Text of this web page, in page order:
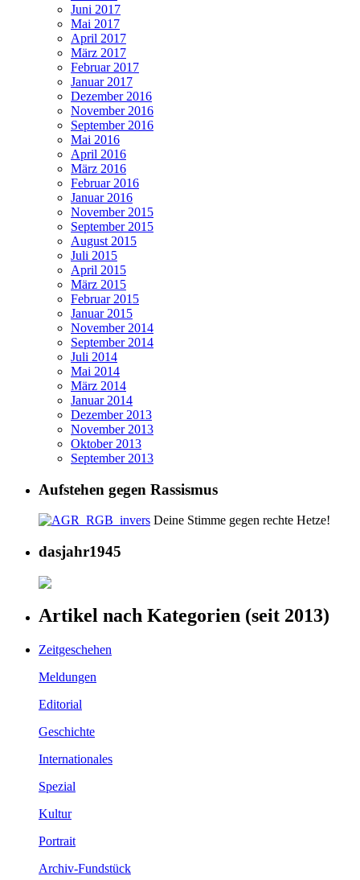
Juni 2017
Mai 2017
April 2017
März 2017
Februar 2017
Januar 2017
Dezember 2016
November 2016
September 2016
Mai 2016
April 2016
März 2016
Februar 2016
Januar 2016
November 2015
September 2015
August 2015
Juli 2015
April 2015
März 2015
Februar 2015
Januar 2015
November 2014
September 2014
Juli 2014
Mai 2014
März 2014
Januar 2014
Dezember 2013
November 2013
Oktober 2013
September 2013
Aufstehen gegen Rassismus
Deine Stimme gegen rechte Hetze!
dasjahr1945
Artikel nach Kategorien (seit 2013)
Zeitgeschehen
Meldungen
Editorial
Geschichte
Internationales
Spezial
Kultur
Portrait
Archiv-Fundstück